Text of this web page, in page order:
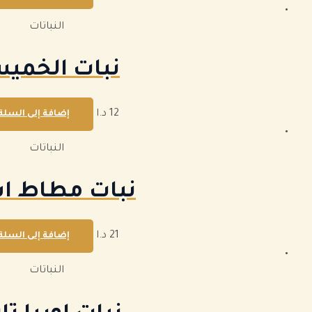
النباتات
نبات
12 د.ا إضافة إلى
النباتات
نبات مطاط
21 د.ا إضافة إلى
النباتات